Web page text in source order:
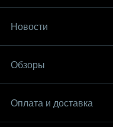
Новости
Обзоры
Оплата и доставка